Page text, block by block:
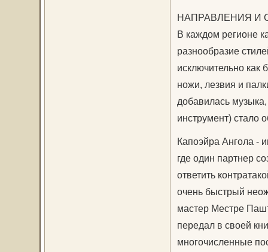
НАПРАВЛЕНИЯ И
В каждом регионе
разнообразие
исключительно как
ножи, лезвия и
добавилась
инструмент) стало
Капоэйра Ангола -
где один партнер
ответить
очень быстрый
мастер Местре
передал в своей
многочисленные